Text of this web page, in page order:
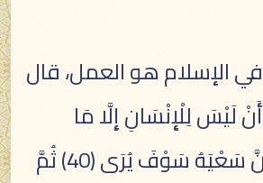
الإسلام هو العمل، قال
لَيْسَ لِلْإِنْسَانِ إِلَّا مَا
سَعَى (39) وَأَنَّ سَعْيَهُ سَوْفَ يُرَى (40) ثُمَّ